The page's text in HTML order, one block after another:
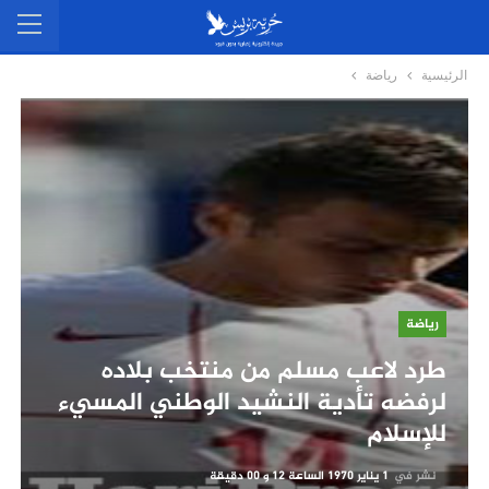
الرئيسية رياضة
رياضة
طرد لاعب مسلم من منتخب بلاده
لرفضه تأدية النشيد الوطني المسيء
للإسلام
نشر في1 يناير 1970 الساعة 12 و 00 دقيقة